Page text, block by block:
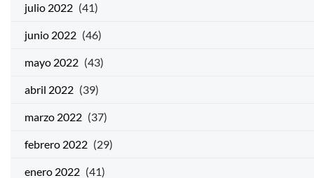
julio 2022 (41)
junio 2022 (46)
mayo 2022 (43)
abril 2022 (39)
marzo 2022 (37)
febrero 2022 (29)
enero 2022 (41)